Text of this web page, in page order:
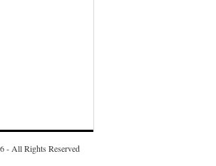
- All Rights Reserved